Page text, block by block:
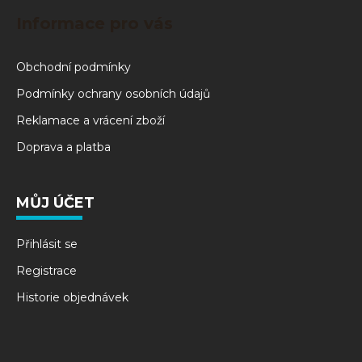
Obchodní podmínky
Podmínky ochrany osobních údajů
Reklamace a vrácení zboží
Doprava a platba
MŮJ ÚČET
Přihlásit se
Registrace
Historie objednávek